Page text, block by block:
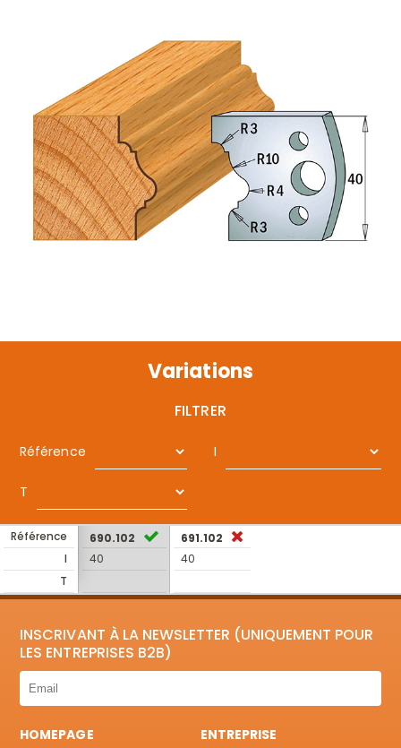
Variations
FILTRER
Référence I
T
Référence
I
T
690.102
40
691.102
40
INSCRIVANT À LA NEWSLETTER (UNIQUEMENT POUR
LES ENTREPRISES B2B)
HOMEPAGE
ENTREPRISE